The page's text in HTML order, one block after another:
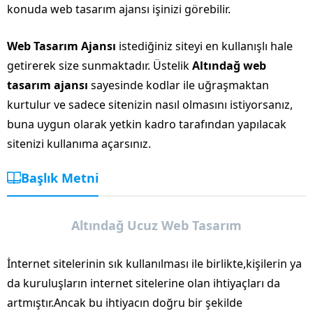
konuda web tasarım ajansı işinizi görebilir.
Web Tasarım Ajansı istediğiniz siteyi en kullanışlı hale
getirerek size sunmaktadır. ÜstelikAltındağ web
tasarım ajansı sayesinde kodlar ile uğraşmaktan
kurtulur ve sadece sitenizin nasıl olmasını istiyorsanız,
buna uygun olarak yetkin kadro tarafından yapılacak
sitenizi kullanıma açarsınız.
Başlık Metni
Altındağ Ucuz Web Tasarım
İnternet sitelerinin sık kullanılması ile birlikte,kişilerin ya
da kuruluşların internet sitelerine olan ihtiyaçları da
artmıştır.Ancak bu ihtiyacın doğru bir şekilde